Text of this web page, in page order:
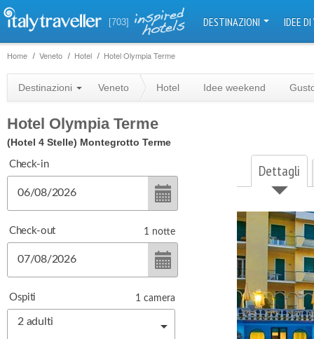
[703] DESTINAZIONI IDEE
Home Veneto Hotel Hotel Olympia Terme
Destinazioni Veneto Hotel Idee weekend
Hotel Olympia Terme
(Hotel 4 Stelle) Montegrotto Terme
Dettagli
Check-in
Check-out 1 notte
Ospiti
2 adulti
1 camera